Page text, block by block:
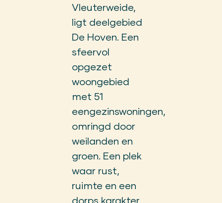
Vleuterweide,
ligt deelgebied
De Hoven. Een
sfeervol
opgezet
woongebied
met 51
eengezinswoningen,
omringd door
weilanden en
groen. Een plek
waar rust,
ruimte en een
dorps karakter